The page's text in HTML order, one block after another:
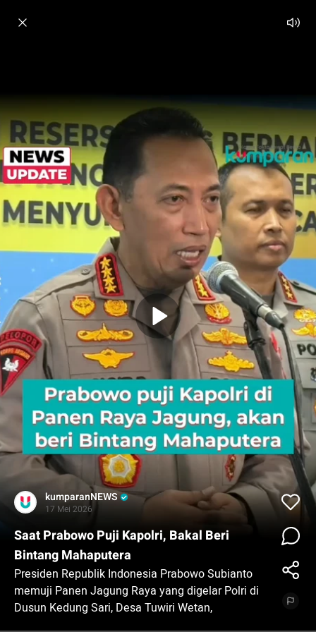
kumparanNEWS
17 Mei 2026
Saat Prabowo Puji Kapolri, Bakal Beri
Bintang Mahaputera
Presiden Republik Indonesia Prabowo Subianto
memuji Panen Jagung Raya yang digelar Polri di
Dusun Kedung Sari, Desa Tuwiri Wetan,